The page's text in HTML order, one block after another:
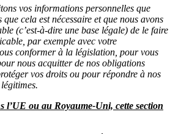
vos informations personnelles que
cela est nécessaire et que nous avons
(c’est-à-dire une base légale) de le faire
par exemple avec votre
conformer à la législation, pour vous
nous acquitter de nos obligations
vos droits ou pour répondre à nos
l’UE ou au Royaume-Uni, cette section